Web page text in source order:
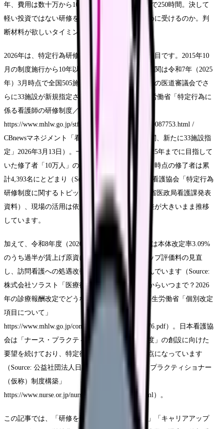
年、費用は数十万から100万円超、共通科目だけで250時間。決して
軽い投資ではない研修を、誰の指示で、何のために受けるのか。判
断材料が欲しいタイミングです。
2026年は、特定行為研修制度にとってひとつの節目です。2015年10
月の制度施行から10年以上が経過し、指定研修機関は令和7年（2025
年）3月時点で全国505施設に拡大し、令和8年2月の医道審議会でさ
らに33施設が新規指定されました（Source: 厚生労働省「特定行為に
係る看護師の研修制度／指定研修機関について」
https://www.mhlw.go.jp/stf/seisakunitsuite/bunya/0000087753.html /
CBnewsマネジメント「看護師特定行為の研修機関、新たに33施設指
定」2026年3月13日）。一方で、厚生労働省が2025年までに目指して
いた修了者「10万人」の目標に対し、令和3年9月時点の修了者は累
計4,393名にとどまり（Source: 公益社団法人日本看護協会「特定行為
研修制度に関するトピックス」2021年/厚生労働省医政局看護課発表
資料）、現場の活用は依然として地域差・施設差が大きいまま推移
しています。
加えて、令和8年度（2026年度）診療報酬改定では本体改定率3.09%
のうち過半が賃上げ原資に充当され、ベースアップ評価料の見直
し、訪問看護への処遇改善加算の対象拡大が進んでいます（Source:
株式会社ソラスト「医療従事者の賃上げがいつからいつまで？2026
年の診療報酬改定でどうなるのか徹底解説」/ 厚生労働省「個別改定
項目について」
https://www.mhlw.go.jp/content/10808000/001655176.pdf）。日本看護協
会は「ナース・プラクティショナー（仮称）制度」の創設に向けた
要望を続けており、特定行為研修との接続も論点になっています
（Source: 公益社団法人日本看護協会「ナース・プラクティショナー
（仮称）制度構築」
https://www.nurse.or.jp/nursing/np_system/index.html）。
この記事では、「研修を受ければ年収が上がる」「キャリアアップ